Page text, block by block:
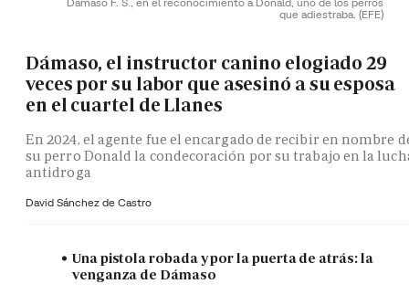
que adiestraba. (EFE)
Dámaso, el instructor canino elogiado 29
veces por su labor que asesinó a su esposa
en el cuartel de Llanes
En 2024, el agente fue el encargado de recibir en nombre
su perro Donald la condecoración por su trabajo en la
antidroga
David Sánchez de Castro
Una pistola robada y por la puerta de atrás: la
venganza de Dámaso